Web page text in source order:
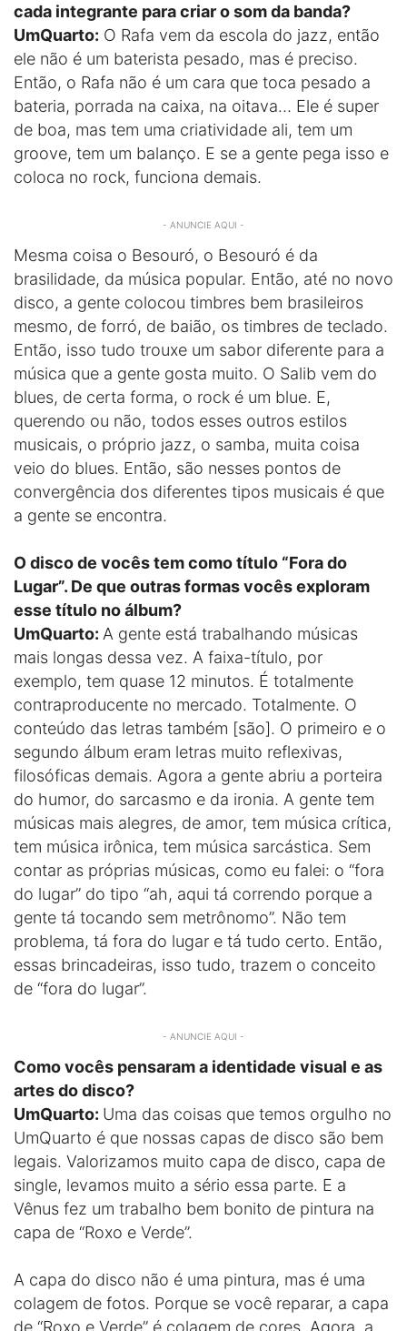
cada integrante para criar o som da banda?
UmQuarto: O Rafa vem da escola do jazz, então
ele não é um baterista pesado, mas é preciso.
Então, o Rafa não é um cara que toca pesado a
bateria, porrada na caixa, na oitava… Ele é super
de boa, mas tem uma criatividade ali, tem um
groove, tem um balanço. E se a gente pega isso e
coloca no rock, funciona demais.
- ANUNCIE AQUI -
Mesma coisa o Besouró, o Besouró é da
brasilidade, da música popular. Então, até no novo
disco, a gente colocou timbres bem brasileiros
mesmo, de forró, de baião, os timbres de teclado.
Então, isso tudo trouxe um sabor diferente para a
música que a gente gosta muito. O Salib vem do
blues, de certa forma, o rock é um blue. E,
querendo ou não, todos esses outros estilos
musicais, o próprio jazz, o samba, muita coisa
veio do blues. Então, são nesses pontos de
convergência dos diferentes tipos musicais é que
a gente se encontra.
O disco de vocês tem como título “Fora do
Lugar”. De que outras formas vocês exploram
esse título no álbum?
UmQuarto: A gente está trabalhando músicas
mais longas dessa vez. A faixa-título, por
exemplo, tem quase 12 minutos. É totalmente
contraproducente no mercado. Totalmente. O
conteúdo das letras também [são]. O primeiro e o
segundo álbum eram letras muito reflexivas,
filosóficas demais. Agora a gente abriu a porteira
do humor, do sarcasmo e da ironia. A gente tem
músicas mais alegres, de amor, tem música crítica,
tem música irônica, tem música sarcástica. Sem
contar as próprias músicas, como eu falei: o “fora
do lugar” do tipo “ah, aqui tá correndo porque a
gente tá tocando sem metrônomo”. Não tem
problema, tá fora do lugar e tá tudo certo. Então,
essas brincadeiras, isso tudo, trazem o conceito
de “fora do lugar”.
- ANUNCIE AQUI -
Como vocês pensaram a identidade visual e as
artes do disco?
UmQuarto: Uma das coisas que temos orgulho no
UmQuarto é que nossas capas de disco são bem
legais. Valorizamos muito capa de disco, capa de
single, levamos muito a sério essa parte. E a
Vênus fez um trabalho bem bonito de pintura na
capa de “Roxo e Verde”.
A capa do disco não é uma pintura, mas é uma
colagem de fotos. Porque se você reparar, a capa
de “Roxo e Verde” é colagem de cores. Agora, a